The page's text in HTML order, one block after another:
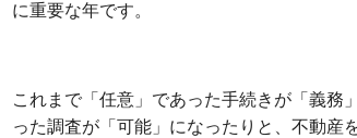
に重要な年です。
これまで「任意」であった手続きが「義務
った調査が「可能」になったりと、不動産